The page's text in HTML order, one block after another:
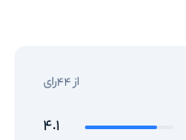
از 44رای
4.1